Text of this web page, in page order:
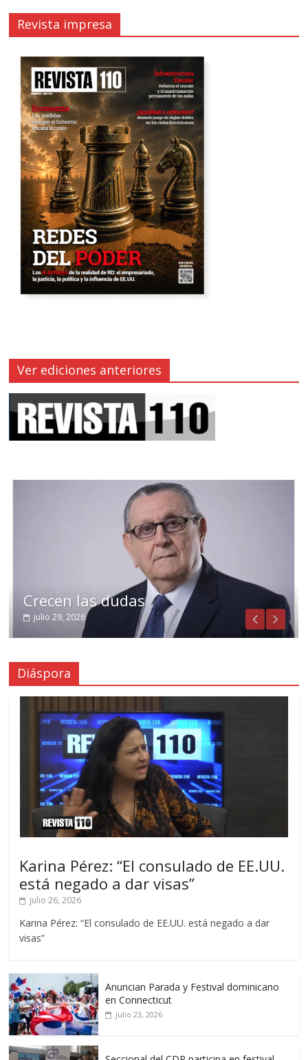
Revista impresa
Ver ediciones anteriores
Crecen las dudas
julio 29, 2026
Diáspora
Karina Pérez: “El consulado de EE.UU.
está negado a dar visas”
julio 26, 2026
Karina Pérez: “El consulado de EE.UU. está negado a dar
visas”
Anuncian Parada y Festival dominicano
en Connecticut
julio 23, 2026